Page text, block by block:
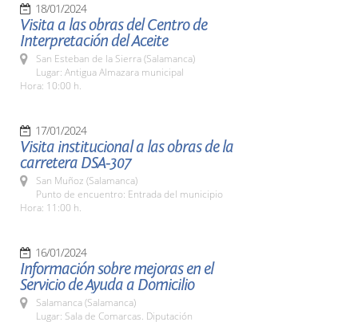
18/01/2024
Visita a las obras del Centro de
Interpretación del Aceite
San Esteban de la Sierra (Salamanca)
Lugar: Antigua Almazara municipal
Hora: 10:00 h.
17/01/2024
Visita institucional a las obras de la
carretera DSA-307
San Muñoz (Salamanca)
Punto de encuentro: Entrada del municipio
Hora: 11:00 h.
16/01/2024
Información sobre mejoras en el
Servicio de Ayuda a Domicilio
Salamanca (Salamanca)
Lugar: Sala de Comarcas. Diputación